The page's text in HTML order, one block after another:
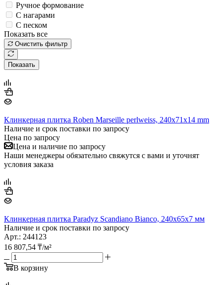
Ручное формование
С нагарами
С песком
Показать все
Очистить фильтр
Показать
Клинкерная плитка Roben Marseille perlweiss, 240x71x14 mm
Наличие и срок поставки по запросу
Цена по запросу
Цена и наличие по запросу
Наши менеджеры обязательно свяжутся с вами и уточнят
условия заказа
Клинкерная плитка Paradyz Scandiano Bianco, 240х65х7 мм
Наличие и срок поставки по запросу
Арт.: 244123
16 807,54 ₸/м²
В корзину